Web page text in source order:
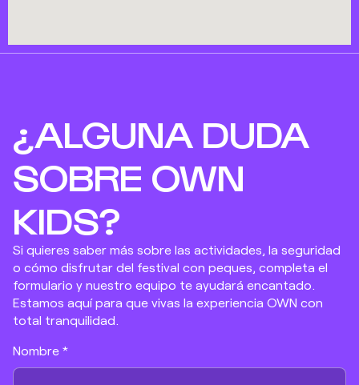
¿ALGUNA DUDA
SOBRE OWN
KIDS?
Si quieres saber más sobre las actividades, la seguridad
o cómo disfrutar del festival con peques, completa el
formulario y nuestro equipo te ayudará encantado.
Estamos aquí para que vivas la experiencia OWN con
total tranquilidad.
Nombre *